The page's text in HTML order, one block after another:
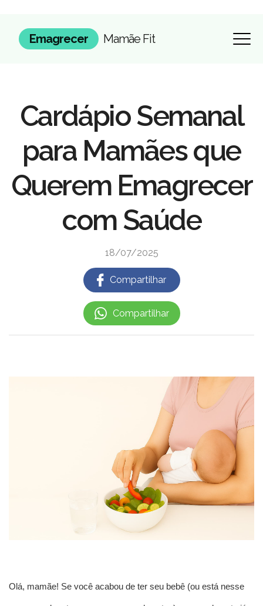
Emagrecer Mamãe Fit
Cardápio Semanal
para Mamães que
Querem Emagrecer
com Saúde
18/07/2025
Compartilhar
Compartilhar
Olá, mamãe! Se você acabou de ter seu bebê (ou está nesse